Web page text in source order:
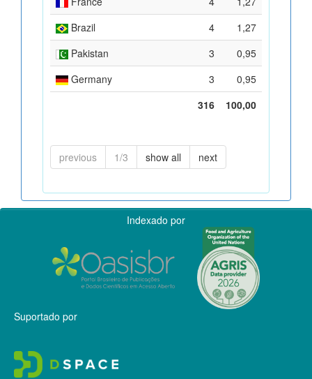
Brazil
4
1,27
Pakistan
3
0,95
Germany
3
0,95
316
100,00
previous 1/3 show all next
Indexado por
Suportado por